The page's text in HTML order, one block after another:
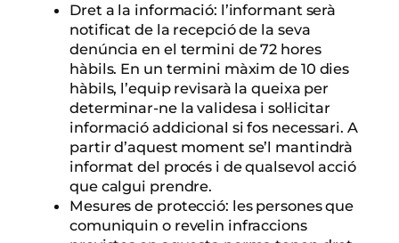
Dret a la informació: l’informant serà
notificat de la recepció de la seva
denúncia en el termini de 72 hores
hàbils. En un termini màxim de 10 dies
hàbils, l’equip revisarà la queixa per
determinar-ne la validesa i sol·licitar
informació addicional si fos necessari. A
partir d’aquest moment se’l mantindrà
informat del procés i de qualsevol acció
que calgui prendre.
Mesures de protecció: les persones que
comuniquin o revelin infraccions